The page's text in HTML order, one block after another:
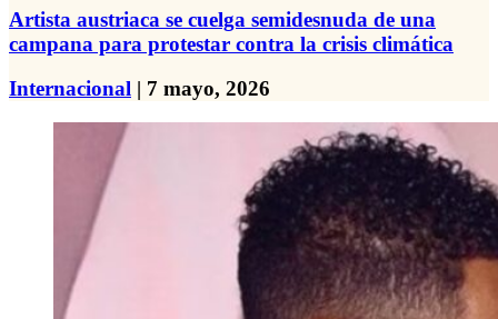
Artista austriaca se cuelga semidesnuda de una
campana para protestar contra la crisis climática
Internacional | 7 mayo, 2026